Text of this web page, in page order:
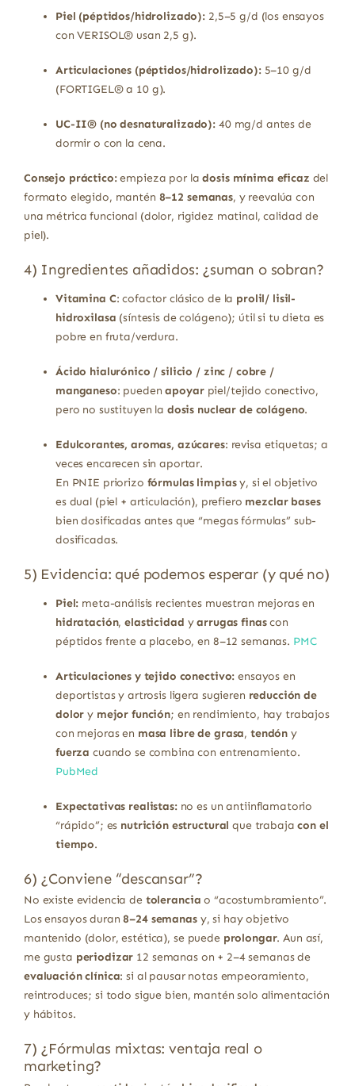
Piel (péptidos/hidrolizado): 2,5–5 g/d (los ensayos
con VERISOL® usan 2,5 g).
Articulaciones (péptidos/hidrolizado):5–10 g/d
(FORTIGEL® a 10 g).
UC-II® (no desnaturalizado): 40 mg/d antes de
dormir o con la cena.
Consejo práctico:empieza por ladosis mínima eficaz del
formato elegido, mantén 8–12 semanas, y reevalúa con
una métrica funcional (dolor, rigidez matinal, calidad de
piel).
4) Ingredientes añadidos: ¿suman o sobran?
Vitamina C: cofactor clásico de la prolil/ lisil-
hidroxilasa (síntesis de colágeno); útil si tu dieta es
pobre en fruta/verdura.
Ácido hialurónico / silicio / zinc / cobre /
manganeso: puedenapoyarpiel/tejido conectivo,
pero no sustituyen la dosis nuclear de colágeno.
Edulcorantes, aromas, azúcares: revisa etiquetas; a
veces encarecen sin aportar.
En PNIE priorizo fórmulas limpiasy, si el objetivo
es dual (piel + articulación), prefiero mezclar bases
bien dosificadas antes que “megas fórmulas” sub-
dosificadas.
5) Evidencia: qué podemos esperar (y qué no)
Piel: meta-análisis recientes muestran mejoras en
hidratación,elasticidad yarrugas finascon
péptidos frente a placebo, en 8–12 semanas. PMC
Articulaciones y tejido conectivo: ensayos en
deportistas y artrosis ligera sugieren reducción de
dolor y mejor función; en rendimiento, hay trabajos
con mejoras en masa libre de grasa, tendón y
fuerza cuando se combina con entrenamiento.
PubMed
Expectativas realistas:no es un antiinflamatorio
“rápido”; es nutrición estructural que trabajacon el
tiempo.
6) ¿Conviene “descansar”?
No existe evidencia de tolerancia o “acostumbramiento”.
Los ensayos duran8–24 semanasy, si hay objetivo
mantenido (dolor, estética), se puede prolongar. Aun así,
me gusta periodizar 12 semanas on + 2–4 semanas de
evaluación clínica: si al pausar notas empeoramiento,
reintroduces; si todo sigue bien, mantén solo alimentación
y hábitos.
7) ¿Fórmulas mixtas: ventaja real o
marketing?